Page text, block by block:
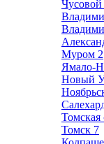
Чусовой
Муром 2
Ямало-
Новый
Томская
Томск 7